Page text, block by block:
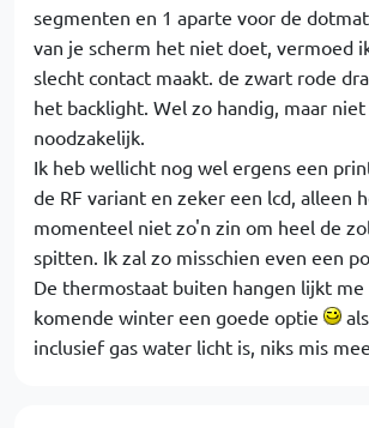
segmenten en 1 aparte voor de
van je scherm het niet doet, vermoed
slecht contact maakt. de zwart rode
het backlight. Wel zo handig, maar
noodzakelijk.
Ik heb wellicht nog wel ergens een
de RF variant en zeker een lcd, alleen
momenteel niet zo'n zin om heel de
spitten. Ik zal zo misschien even een
De thermostaat buiten hangen lijkt me
komende winter een goede optie
inclusief gas water licht is, niks mis mee